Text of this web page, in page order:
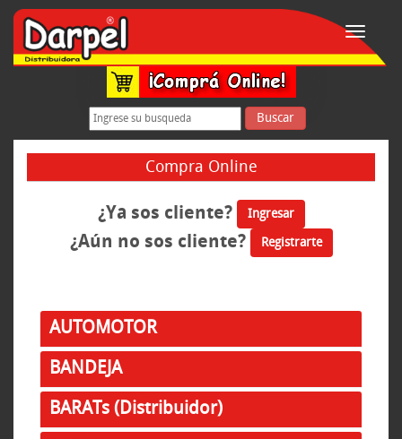
Toggle
Buscar
Compra Online
¿Ya sos cliente? Ingresar
¿Aún no sos cliente? Registrarte
AUTOMOTOR
BANDEJA
BARATs (Distribuidor)